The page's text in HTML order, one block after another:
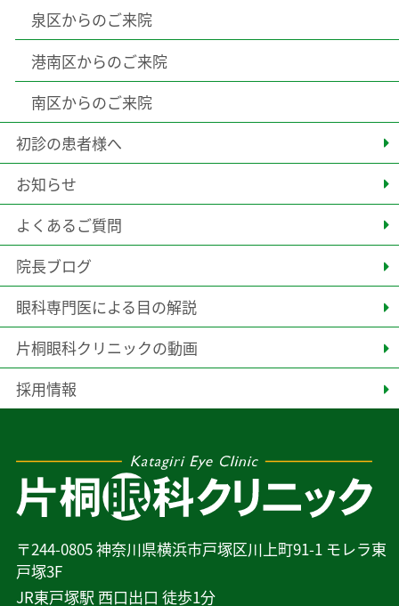
〒244-0805 神奈川県横浜市戸塚区川上町91-1 モレラ東
戸塚3F
JR東戸塚駅 西口出口 徒歩1分
泉区からのご来院
港南区からのご来院
南区からのご来院
初診の患者様へ
お知らせ
よくあるご質問
院長ブログ
眼科専門医による目の解説
片桐眼科クリニックの動画
採用情報